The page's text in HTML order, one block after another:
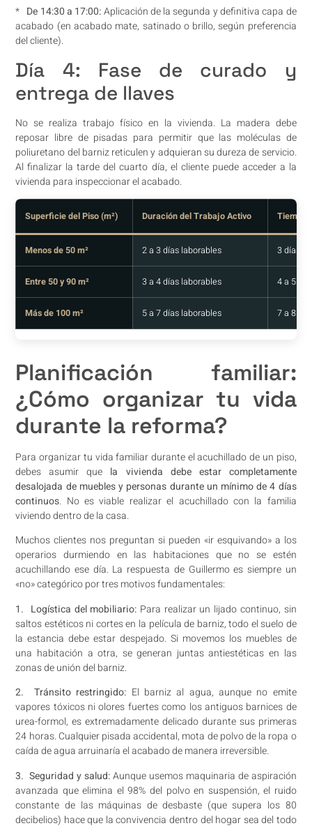
* De 14:30 a 17:00:Aplicación de la segunda y definitiva capa de
acabado (en acabado mate, satinado o brillo, según preferencia
del cliente).
Día 4: Fase de curado y
entrega de llaves
No se realiza trabajo físico en la vivienda. La madera debe
reposar libre de pisadas para permitir que las moléculas de
poliuretano del barniz reticulen y adquieran su dureza de servicio.
Al finalizar la tarde del cuarto día, el cliente puede acceder a la
vivienda para inspeccionar el acabado.
Superficie del Piso (m²) Duración del Trabajo Activo Tiempo
Menos de 50 m² 2 a 3 días laborables 3 días
Entre 50 y 90 m² 3 a 4 días laborables 4 a 5
Más de 100 m² 5 a 7 días laborables 7 a 8
Planificación familiar:
¿Cómo organizar tu vida
durante la reforma?
Para organizar tu vida familiar durante el acuchillado de un piso,
debes asumir que la vivienda debe estar completamente
desalojada de muebles y personas durante un mínimo de 4 días
continuos. No es viable realizar el acuchillado con la familia
viviendo dentro de la casa.
Muchos clientes nos preguntan si pueden «ir esquivando» a los
operarios durmiendo en las habitaciones que no se estén
acuchillando ese día. La respuesta de Guillermo es siempre un
«no» categórico por tres motivos fundamentales:
1. Logística del mobiliario: Para realizar un lijado continuo, sin
saltos estéticos ni cortes en la película de barniz, todo el suelo de
la estancia debe estar despejado. Si movemos los muebles de
una habitación a otra, se generan juntas antiestéticas en las
zonas de unión del barniz.
2. Tránsito restringido: El barniz al agua, aunque no emite
vapores tóxicos ni olores fuertes como los antiguos barnices de
urea-formol, es extremadamente delicado durante sus primeras
24 horas. Cualquier pisada accidental, mota de polvo de la ropa o
caída de agua arruinaría el acabado de manera irreversible.
3. Seguridad y salud:Aunque usemos maquinaria de aspiración
avanzada que elimina el 98% del polvo en suspensión, el ruido
constante de las máquinas de desbaste (que supera los 80
decibelios) hace que la convivencia dentro del hogar sea del todo